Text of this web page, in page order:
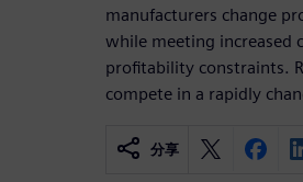
manufacturers change
while meeting increased
profitability constraints.
compete in a rapidly
分享